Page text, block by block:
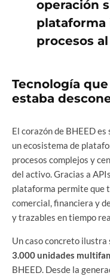
operación
plataforma
procesos
Tecnología
estaba
El corazón de BHEED
un ecosistema de
procesos complejos y
del activo. Gracias a
plataforma permite que
comercial, financiera y
y trazables en tiempo
Un caso concreto ilustra
3.000 unidades
BHEED. Desde la